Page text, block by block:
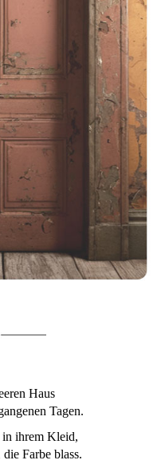
Haus
Tagen.
in ihrem Kleid,
Farbe blass.